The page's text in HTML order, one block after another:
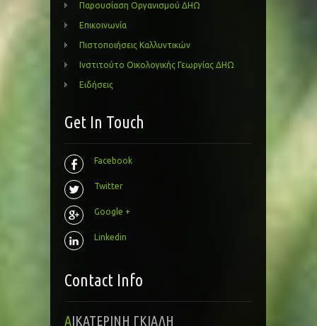
Παρουσίαση Οργανισμού ΔΗΩ
Επικοινωνία
Πιστοποιήσεις Καλλυντικών
Ινστιτούτο Οικολογικής Γεωργίας ΔΗΩ
Ειδήσεις
Get In Touch
Facebook
Twitter
Google +
Linkedin
Contact Info
ΑΙΚΑΤΕΡΙΝΗ ΓΚΙΑΛΗ